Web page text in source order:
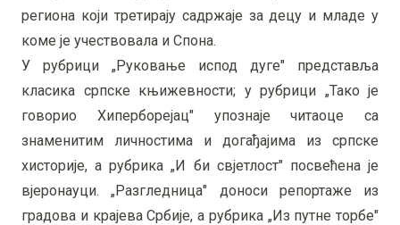
региона који третирају садржаје за децу и младе у
коме је учествовала и Спона.
У рубрици „Руковање испод дуге" представља
класика српске књижевности; у рубрици „Тако је
говорио Хиперборејац" упознаје читаоце са
знаменитим личностима и догађајима из српске
хисторије, а рубрика „И би свјетлост" посвећена је
вјеронауци. „Разгледница" доноси репортаже из
градова и крајева Србије, а рубрика „Из путне торбе"